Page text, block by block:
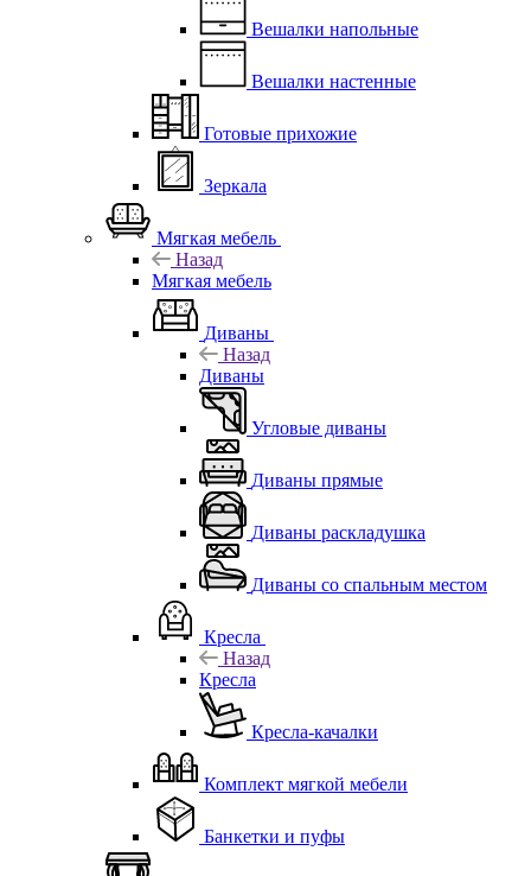
Вешалки напольные
Вешалки настенные
Готовые прихожие
Зеркала
Мягкая мебель
Назад
Мягкая мебель
Диваны
Назад
Диваны
Угловые диваны
Диваны прямые
Диваны раскладушка
Диваны со спальным местом
Кресла
Назад
Кресла
Кресла-качалки
Комплект мягкой мебели
Банкетки и пуфы